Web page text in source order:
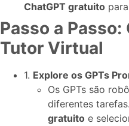
ChatGPT gratuito
Passo a Passo:
Tutor Virtual
1. Explore os GPTs
Os GPTs são
diferentes
gratuito e